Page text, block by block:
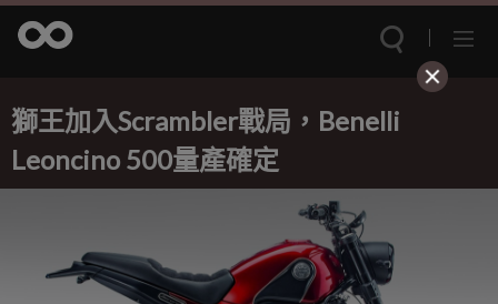
獅王加入Scrambler戰局，Benelli
Leoncino 500量產確定